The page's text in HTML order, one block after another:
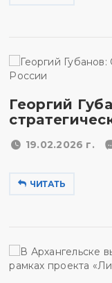
Георгий
19.02.2026 г.
ЧИТАТЬ